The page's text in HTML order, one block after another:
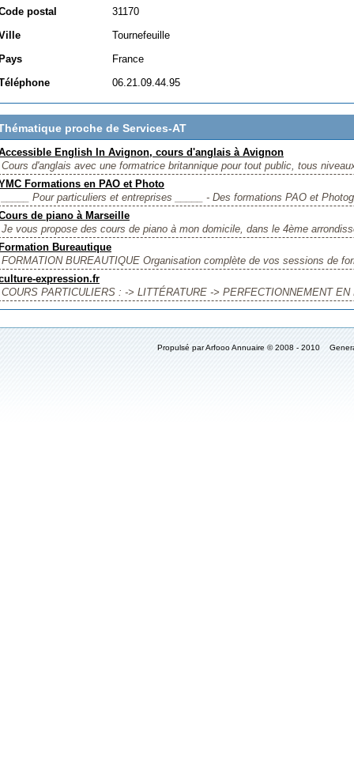
postal
31170
Tournefeuille
France
06.21.09.44.95
proche de Services-AT
English In Avignon, cours d'anglais à Avignon
Cours d'anglais avec une formatrice britannique pour tout public, tous
Formations en PAO et Photo
_____ Pour particuliers et entreprises _____ - Des formations PAO et
de piano à Marseille
Je vous propose des cours de piano à mon domicile, dans le 4ème
Bureautique
FORMATION BUREAUTIQUE Organisation complète de vos sessions de
expression.fr
COURS PARTICULIERS : -> LITTÉRATURE -> PERFECTIONNEMENT
Propulsé par Arfooo Annuaire © 2008 - 2010